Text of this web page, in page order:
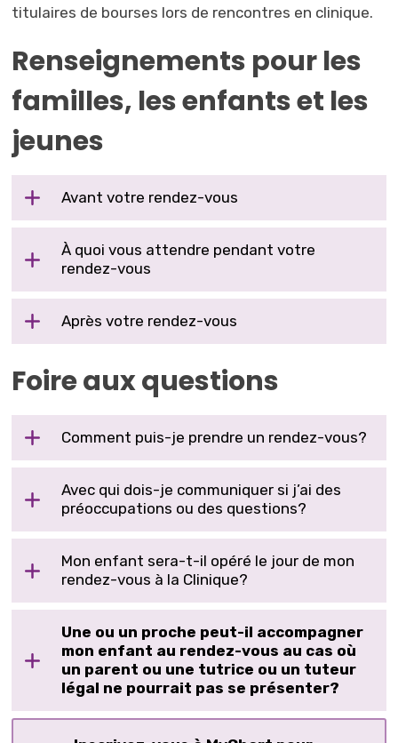
titulaires de bourses lors de rencontres en clinique.
Renseignements pour les
familles, les enfants et les
jeunes
Avant votre rendez-vous
À quoi vous attendre pendant votre
rendez-vous
Après votre rendez-vous
Foire aux questions
Comment puis-je prendre un rendez-vous?
Avec qui dois-je communiquer si j’ai des
préoccupations ou des questions?
Mon enfant sera-t-il opéré le jour de mon
rendez-vous à la Clinique?
Une ou un proche peut-il accompagner
mon enfant au rendez-vous au cas où
un parent ou une tutrice ou un tuteur
légal ne pourrait pas se présenter?